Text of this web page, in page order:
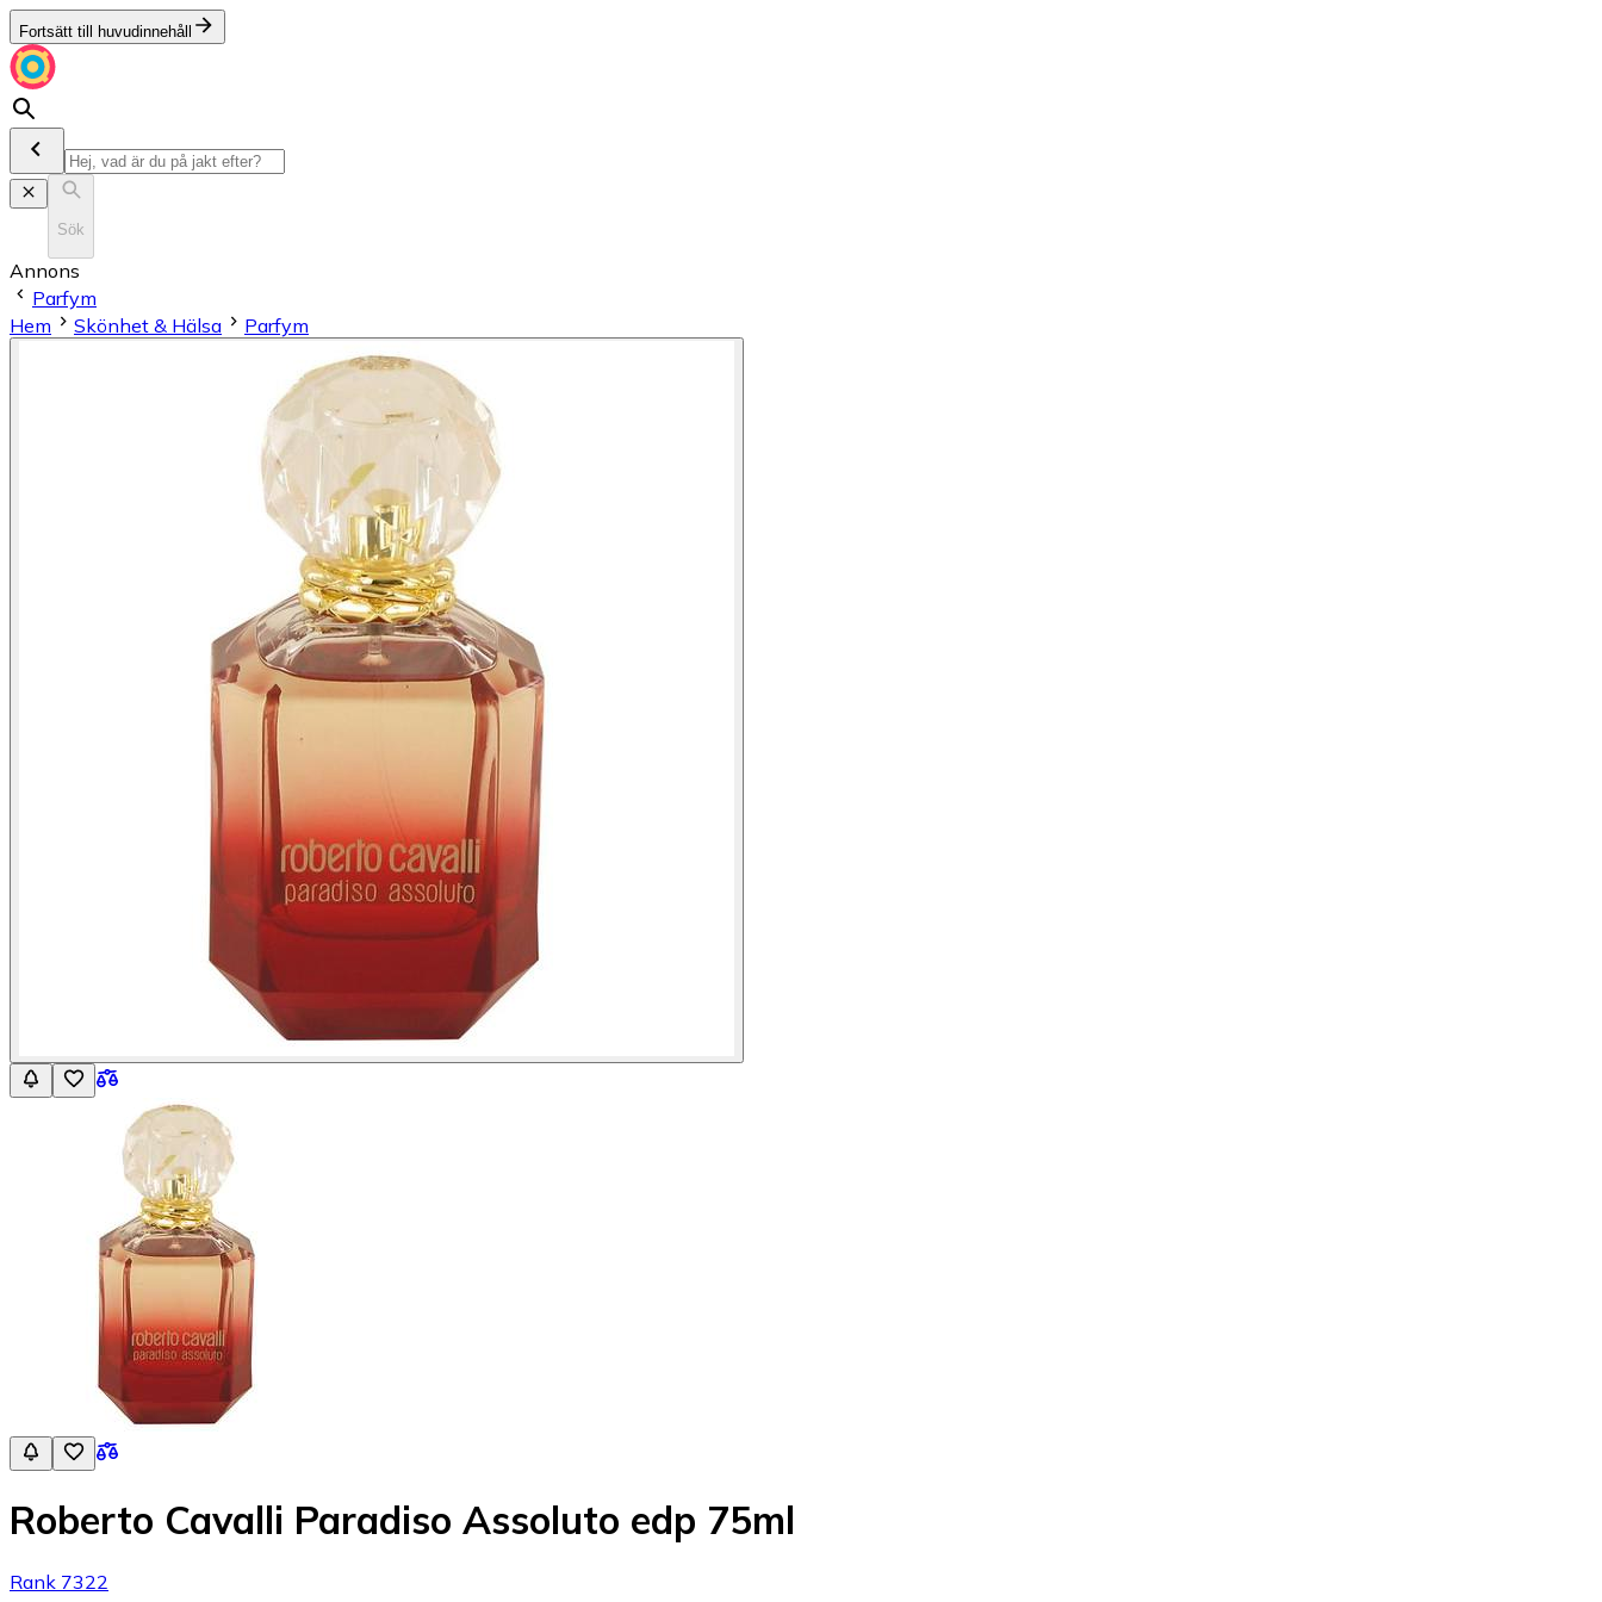
Fortsätt till huvudinnehåll
Sök
Annons
Parfym
Hem
Skönhet & Hälsa Parfym
Roberto Cavalli Paradiso Assoluto edp 75ml
Rank 7322